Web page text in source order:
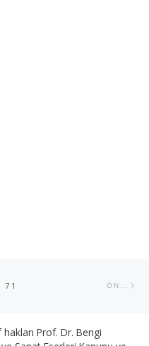
71
Prof. Dr. Bengi